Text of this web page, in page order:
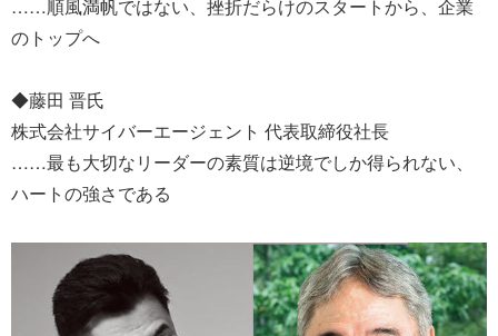
……順風満帆ではない、挫折だらけのスタートから、企業
のトップへ
◆藤田 晋氏
株式会社サイバーエージェント 代表取締役社長
……最も大切なリーダーの素質は逆境でしか得られない、
ハートの強さである